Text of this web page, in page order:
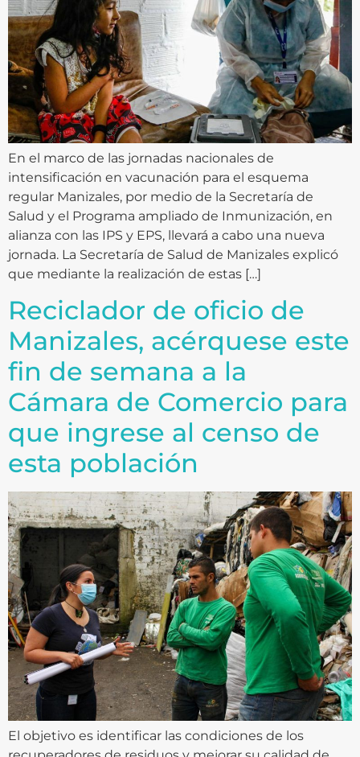
En el marco de las jornadas nacionales de
intensificación en vacunación para el esquema
regular Manizales, por medio de la Secretaría de
Salud y el Programa ampliado de Inmunización, en
alianza con las IPS y EPS, llevará a cabo una nueva
jornada. La Secretaría de Salud de Manizales explicó
que mediante la realización de estas […]
Reciclador de oficio de
Manizales, acérquese este
fin de semana a la
Cámara de Comercio para
que ingrese al censo de
esta población
El objetivo es identificar las condiciones de los